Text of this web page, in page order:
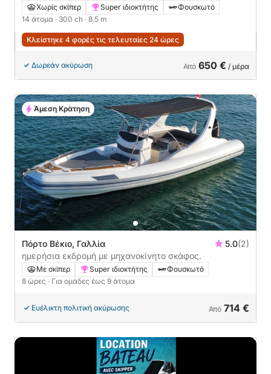
300chΧωρίς σκίπερ Super ιδιοκτήτης
Φουσκωτό
14 άτομα · 300 ch · 8.5 m
Κλείστηκε 4 φορές τις τελευταίες 24 ώρες
Δωρεάν ακύρωση Από 650 € / μέρα
Πόρτο Βέκιο, Γαλλία 5.0(2)
ημερήσια εκδρομή με μηχανοκίνητο σκάφος.
Με σκίπερ Super ιδιοκτήτης
Φουσκωτό
8 ώρες · Για ομάδες έως 9 άτομα
Ευέλικτη πολιτική ακύρωσης Από 714 €
Άμεση Κράτηση